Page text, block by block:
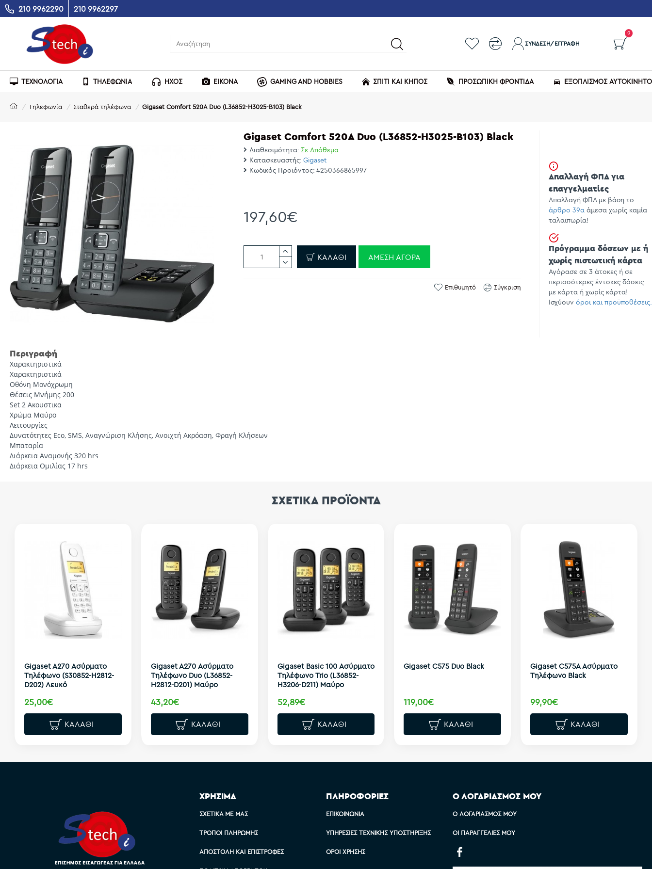
210 9962290 210 9962297
ΣΎΝΔΕΣΗ/ΕΓΓΡΑΦΉ
0
ΤΕΧΝΟΛΟΓΙΑ ΤΗΛΕΦΩΝΙΑ ΗΧΟΣ ΕΙΚΟΝΑ GAMING AND HOBBIES ΣΠΙΤΙ ΚΑΙ ΚΗΠΟΣ ΠΡΟΣΩΠΙΚΗ ΦΡΟΝΤΙΔΑ ΕΞΟΠΛΙΣΜΌΣ
Τηλεφωνία Σταθερά τηλέφωνα Gigaset Comfort 520A Duo (L36852-H3025-B103) Black
Gigaset Comfort 520A Duo (L36852-H3025-B103) Black
Διαθεσιμότητα: Σε Απόθεμα
Κατασκευαστής: Gigaset
Κωδικός Προϊόντος: 4250366865997
197,60€
ΚΑΛΆΘΙ ΆΜΕΣΗ ΑΓΟΡΆ
Επιθυμητό Σύγκριση
Περιγραφή
Χαρακτηριστικά
Χαρακτηριστικά
Οθόνη Μονόχρωμη
Θέσεις Μνήμης 200
Set 2 Ακουστικα
Χρώμα Μαύρο
Λειτουργίες
Δυνατότητες Eco, SMS, Αναγνώριση Κλήσης, Ανοιχτή Ακρόαση, Φραγή Κλήσεων
Μπαταρία
Διάρκεια Αναμονής 320 hrs
Διάρκεια Ομιλίας 17 hrs
Απαλλαγή ΦΠΑ για
επαγγελματίες
Απαλλαγή ΦΠΑ με βάση το
άρθρο 39α άμεσα χωρίς καμία
ταλαιπωρία!
Πρόγραμμα δόσεων με ή
χωρίς πιστωτική κάρτα
Αγόρασε σε 3 άτοκες ή σε
περισσότερες έντοκες δόσεις
με κάρτα ή χωρίς κάρτα!
Ισχύουν όροι και προϋποθέσεις.
ΣΧΕΤΙΚΑ ΠΡΟΪΟΝΤΑ
Gigaset A270 Ασύρματο
Τηλέφωνο (S30852-H2812-
D202) Λευκό
25,00€
ΚΑΛΆΘΙ
Gigaset A270 Ασύρματο
Τηλέφωνο Duo (L36852-
H2812-D201) Μαύρο
43,20€
ΚΑΛΆΘΙ
Gigaset Basic 100 Ασύρματο
Τηλέφωνο Trio (L36852-
H3206-D211) Μαύρο
52,89€
ΚΑΛΆΘΙ
Gigaset C575 Duo Black
119,00€
ΚΑΛΆΘΙ
Gigaset C575A Ασύρματο
Τηλέφωνο Black
99,90€
ΚΑΛΆΘΙ
ΧΡΗΣΙΜΑ
ΣΧΕΤΙΚΆ ΜΕ ΜΑΣ
ΤΡΌΠΟΙ ΠΛΗΡΩΜΉΣ
ΑΠΟΣΤΟΛΉ ΚΑΙ ΕΠΙΣΤΡΟΦΈΣ
ΠΛΗΡΟΦΟΡΙΕΣ
ΕΠΙΚΟΙΝΩΝΊΑ
ΥΠΗΡΕΣΊΕΣ ΤΕΧΝΙΚΉΣ ΥΠΟΣΤΉΡΙΞΗΣ
ΌΡΟΙ ΧΡΉΣΗΣ
Ο ΛΟΓΑΡΙΑΣΜΟΣ ΜΟΥ
Ο ΛΟΓΑΡΙΑΣΜΌΣ ΜΟΥ
ΟΙ ΠΑΡΑΓΓΕΛΊΕΣ ΜΟΥ